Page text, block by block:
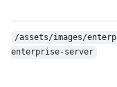
/assets/images/
enterprise-server